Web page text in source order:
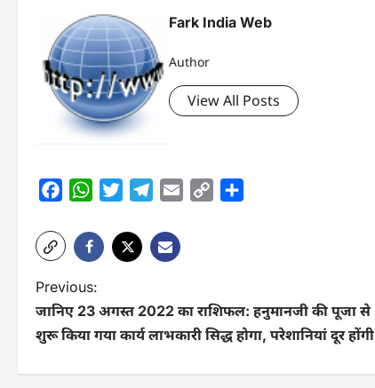
Fark India Web
Author
View All Posts
FacebookWhatsAppTwitterTelegram
Email
Copy
P
o
Previous:
जानिए 23 अगस्त 2022 का राशिफल: हनुमानजी की पूजा से
शुरू किया गया कार्य लाभकारी सिद्ध होगा, परेशानियां दूर होंगी